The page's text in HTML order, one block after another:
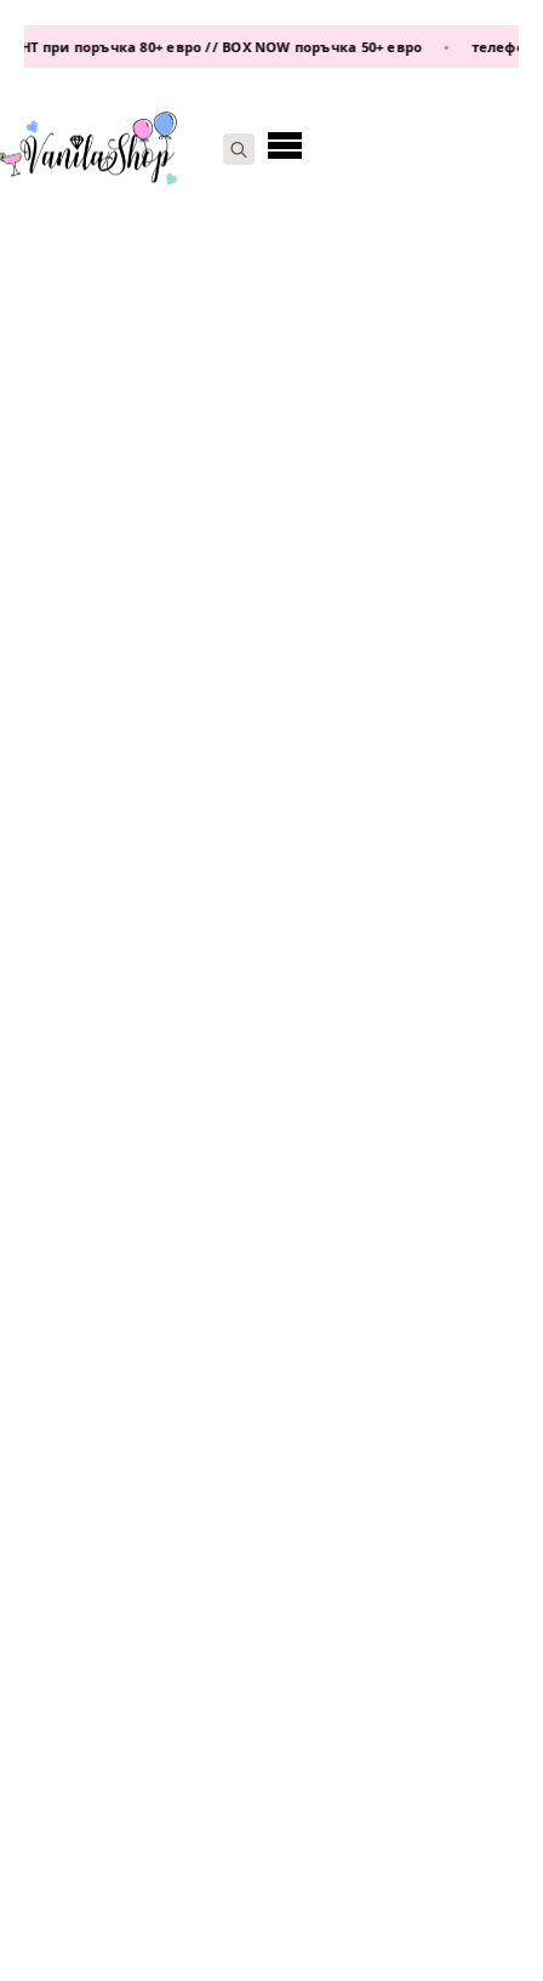
поръчка 80+ евро // BOX NOW поръчка 50+ евро • телефон: